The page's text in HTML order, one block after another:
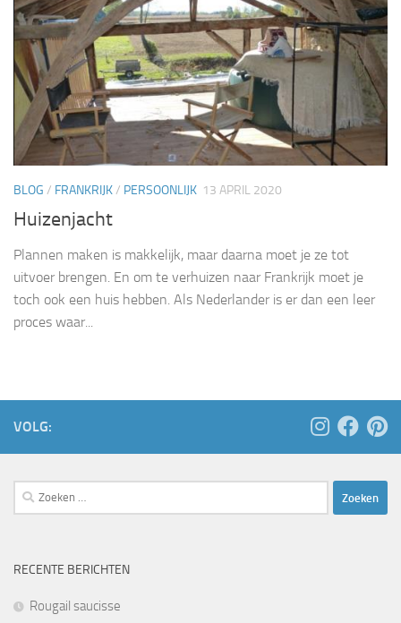
BLOG / FRANKRIJK/ PERSOONLIJK 13 APRIL 2020
Huizenjacht
Plannen maken is makkelijk, maar daarna moet je ze tot
uitvoer brengen. En om te verhuizen naar Frankrijk moet je
toch ook een huis hebben. Als Nederlander is er dan een leer
proces waar...
VOLG:
Zoeken
naar:
RECENTE BERICHTEN
Rougail saucisse